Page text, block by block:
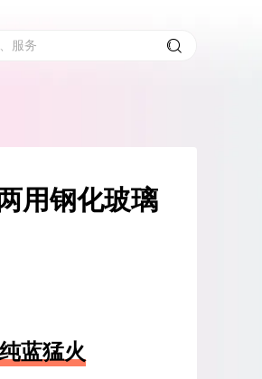
服务
用钢化玻璃
纯蓝猛火